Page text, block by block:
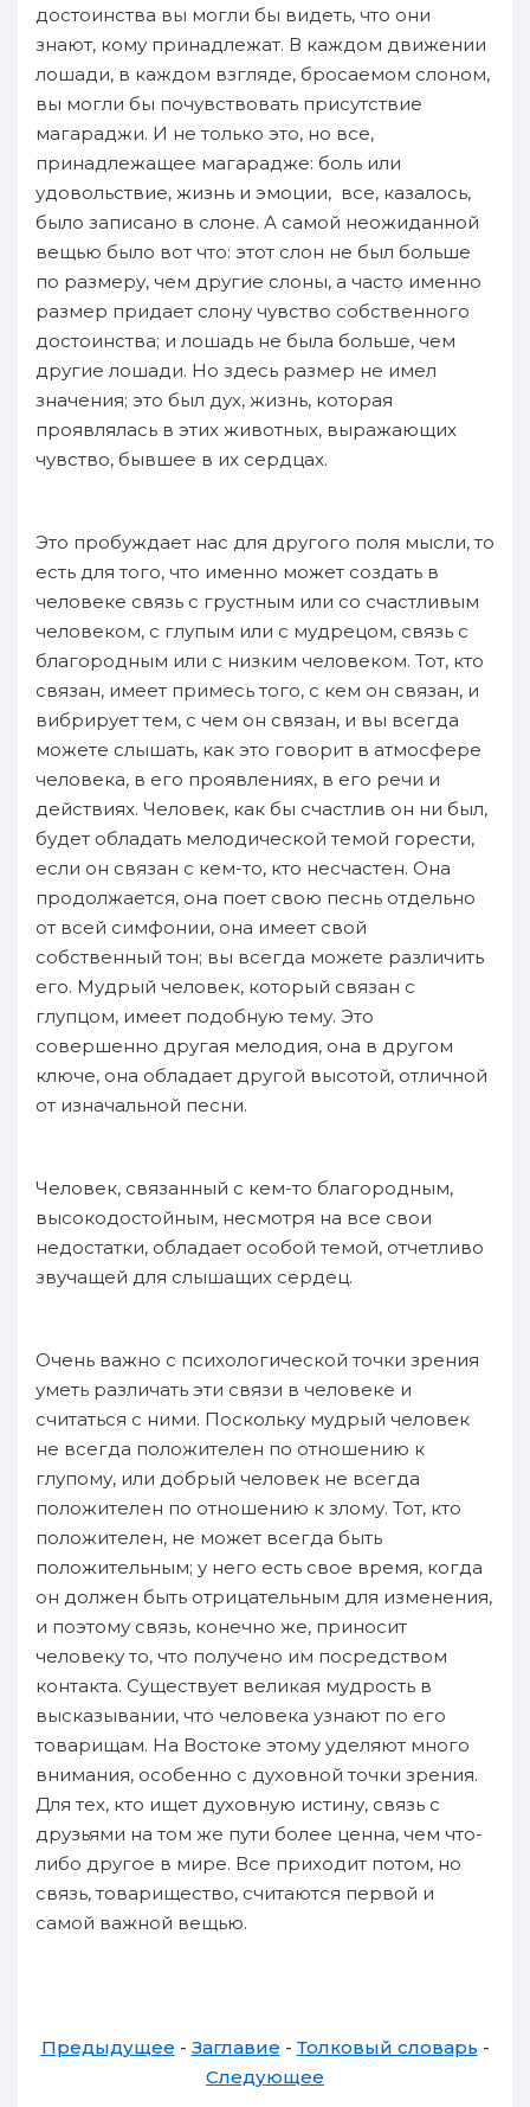
достоинства вы могли бы видеть, что они
знают, кому принадлежат. В каждом движении
лошади, в каждом взгляде, бросаемом слоном,
вы могли бы почувствовать присутствие
магараджи. И не только это, но все,
принадлежащее магарадже: боль или
удовольствие, жизнь и эмоции, все, казалось,
было записано в слоне. А самой неожиданной
вещью было вот что: этот слон не был больше
по размеру, чем другие слоны, а часто именно
размер придает слону чувство собственного
достоинства; и лошадь не была больше, чем
другие лошади. Но здесь размер не имел
значения; это был дух, жизнь, которая
проявлялась в этих животных, выражающих
чувство, бывшее в их сердцах.
Это пробуждает нас для другого поля мысли, то
есть для того, что именно может создать в
человеке связь с грустным или со счастливым
человеком, с глупым или с мудрецом, связь с
благородным или с низким человеком. Тот, кто
связан, имеет примесь того, с кем он связан, и
вибрирует тем, с чем он связан, и вы всегда
можете слышать, как это говорит в атмосфере
человека, в его проявлениях, в его речи и
действиях. Человек, как бы счастлив он ни был,
будет обладать мелодической темой горести,
если он связан с кем-то, кто несчастен. Она
продолжается, она поет свою песнь отдельно
от всей симфонии, она имеет свой
собственный тон; вы всегда можете различить
его. Мудрый человек, который связан с
глупцом, имеет подобную тему. Это
совершенно другая мелодия, она в другом
ключе, она обладает другой высотой, отличной
от изначальной песни.
Человек, связанный с кем-то благородным,
высокодостойным, несмотря на все свои
недостатки, обладает особой темой, отчетливо
звучащей для слышащих сердец.
Очень важно с психологической точки зрения
уметь различать эти связи в человеке и
считаться с ними. Поскольку мудрый человек
не всегда положителен по отношению к
глупому, или добрый человек не всегда
положителен по отношению к злому. Тот, кто
положителен, не может всегда быть
положительным; у него есть свое время, когда
он должен быть отрицательным для изменения,
и поэтому связь, конечно же, приносит
человеку то, что получено им посредством
контакта. Существует великая мудрость в
высказывании, что человека узнают по его
товарищам. На Востоке этому уделяют много
внимания, особенно с духовной точки зрения.
Для тех, кто ищет духовную истину, связь с
друзьями на том же пути более ценна, чем что-
либо другое в мире. Все приходит потом, но
связь, товарищество, считаются первой и
самой важной вещью.
Предыдущее - Заглавие - Толковый словарь -
Следующее